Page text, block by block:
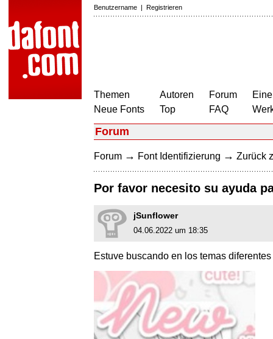
Benutzername | Registrieren
Themen
Neue Fonts
Autoren
Top
Forum
FAQ
Forum
Forum → Font Identifizierung → Zurück
Por favor necesito su ayuda
jSunflower
04.06.2022 um 18:35
Estuve buscando en los temas